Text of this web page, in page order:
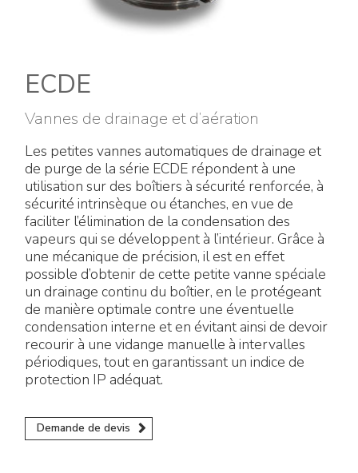
ECDE
Vannes de drainage et d’aération
Les petites vannes automatiques de drainage et
de purge de la série ECDE répondent à une
utilisation sur des boîtiers à sécurité renforcée, à
sécurité intrinsèque ou étanches, en vue de
faciliter l’élimination de la condensation des
vapeurs qui se développent à l’intérieur. Grâce à
une mécanique de précision, il est en effet
possible d’obtenir de cette petite vanne spéciale
un drainage continu du boîtier, en le protégeant
de manière optimale contre une éventuelle
condensation interne et en évitant ainsi de devoir
recourir à une vidange manuelle à intervalles
périodiques, tout en garantissant un indice de
protection IP adéquat.
Demande de devis
Raccords électriques
Green energy Ex
Aspirateurs
Série étanche
Tous les produits
Instructions techniques
Énergie verte
Politique de l'entreprise
Devenez notre distributeur
Certificats d’entreprise
Interviews et presse
Galerie et vidéos